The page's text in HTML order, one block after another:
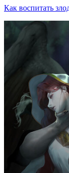
Как воспитать